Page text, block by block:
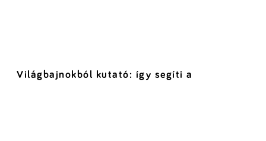
Világbajnokból kutató: így segíti a